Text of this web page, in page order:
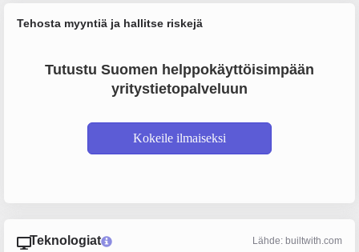
Tehosta myyntiä ja hallitse riskejä
Tutustu Suomen helppokäyttöisimpään
yritystietopalveluun
Kokeile ilmaiseksi
Teknologiat Lähde: builtwith.com